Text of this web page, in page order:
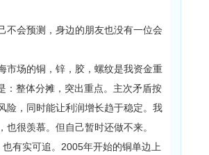
会预测，身边的朋友也没有一位会
场的铜，锌，胶，螺纹是我资金重
：整体分摊，突出重点。主次矛盾按
险，同时能让利润增长趋于稳定。我
很羡慕。但自己暂时还做不来。
有实可追。2005年开始的铜单边上